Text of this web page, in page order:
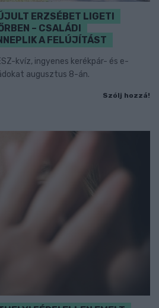
ERZSÉBET LIGETI
– CSALÁDI
A FELÚJÍTÁST
kvíz, ingyenes kerékpár- és e-
augusztus 8-án.
Szólj hozzá!